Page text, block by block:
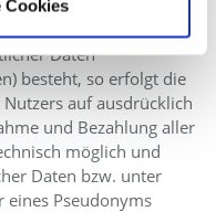
Cookies
die Möglichkeit zur
Daten
besteht, so erfolgt die
auf ausdrücklich
und Bezahlung aller
möglich und
Daten bzw. unter
eines Pseudonyms